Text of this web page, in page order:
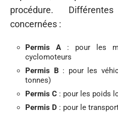
procédure.
concernées :
Permis A : pour les
cyclomoteurs
Permis B : pour les
tonnes)
Permis C : pour les poids
Permis D : pour le